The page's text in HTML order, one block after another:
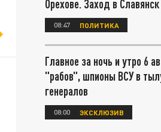
Орехове. Заход в
08:47 ПОЛИТИКА
Главное за ночь и утро 6
"рабов", шпионы ВСУ в
генералов
08:00 ЭКСКЛЮЗИВ